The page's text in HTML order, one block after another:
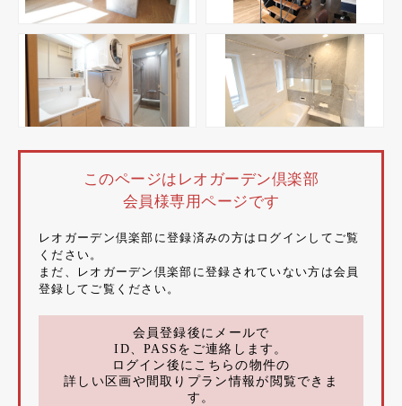
このページはレオガーデン倶楽部
会員様専用ページです
レオガーデン倶楽部に登録済みの方はログインしてご覧
ください。
まだ、レオガーデン倶楽部に登録されていない方は会員
登録してご覧ください。
会員登録後にメールで
ID、PASSをご連絡します。
ログイン後にこちらの物件の
詳しい区画や間取りプラン情報が閲覧できま
す。